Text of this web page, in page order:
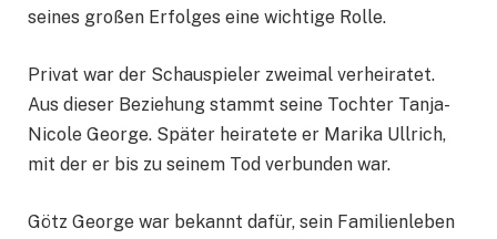
seines großen Erfolges eine wichtige Rolle.
Privat war der Schauspieler zweimal verheiratet.
Aus dieser Beziehung stammt seine Tochter Tanja-
Nicole George. Später heiratete er Marika Ullrich,
mit der er bis zu seinem Tod verbunden war.
Götz George war bekannt dafür, sein Familienleben